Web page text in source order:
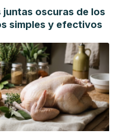
& León, J. C. (2022).
disinfection methods
in minimally processed
Wissenschaft + [i.e.
+ technology. Science +
, 113714.
articles/PMC9239846/
antimicrobiana pone en riesgo
Panamericana de la Salud.
de 2025.
juntas oscuras de los
simples y efectivos